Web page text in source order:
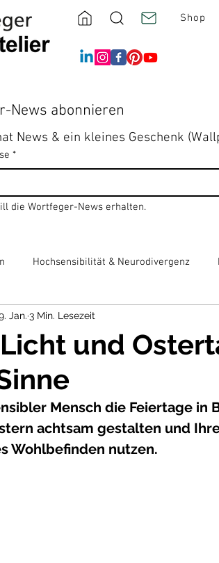
Shop
News abonnieren
News & ein kleines Geschenk
*
die Wortfeger-News erhalten.
Hochsensibilität & Neurodivergenz
lesen & hören
und
Jan. 3 Min. Lesezeit
Mensch die Feiertage in
achtsam gestalten und
Wohlbefinden nutzen.